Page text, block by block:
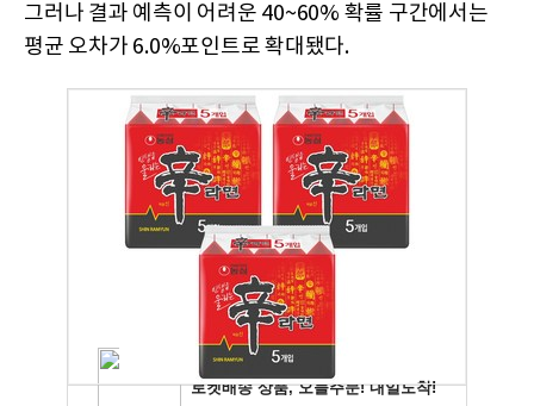
그러나 결과 예측이 어려운 40~60% 확률 구간에서는
평균 오차가 6.0%포인트로 확대됐다.